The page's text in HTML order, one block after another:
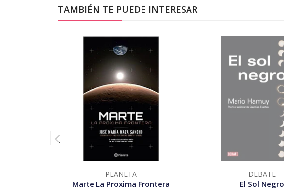
TAMBIÉN TE PUEDE INTERESAR
PLANETA
Marte La Proxima Frontera
DEBATE
El Sol Negro